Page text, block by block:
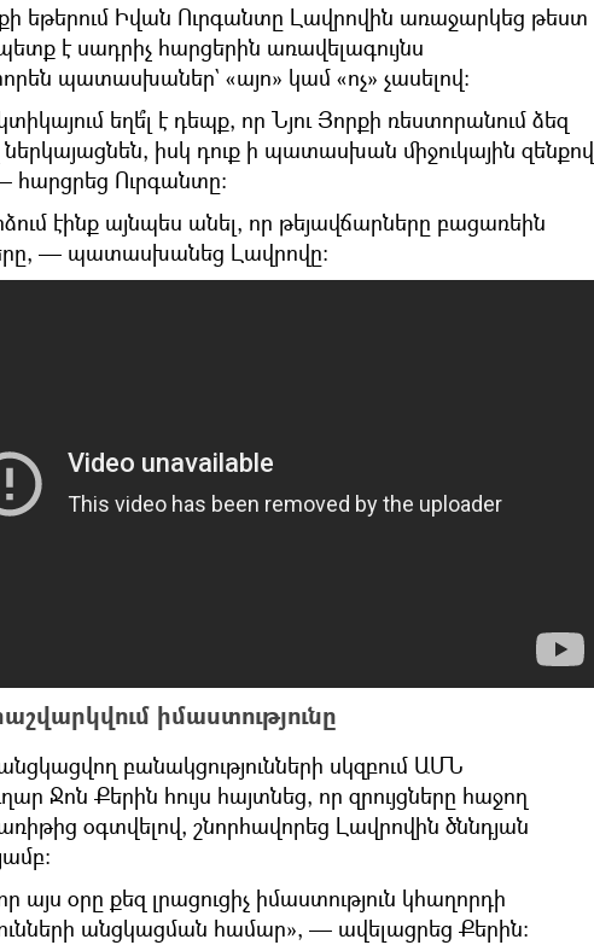
եթերում Իվան Ուրգանտը Լավրովին առաջարկեց թեստ
է սադրիչ հարցերին առավելագույնս
պատասխաներ` «այո» կամ «ոչ» չասելով։
եղե՞լ է դեպք, որ Նյու Յորքի ռեստորանում ձեզ
իսկ դուք ի պատասխան միջուկային զենքով
Ուրգանտը։
էինք այնպես անել, որ թեյավճարները բացառեին
— պատասխանեց Լավրովը։
իմաստությունը
բանակցությունների սկզբում ԱՄՆ
Ջոն Քերին հույս հայտնեց, որ զրույցները հաջող
օգտվելով, շնորհավորեց Լավրովին ծննդյան
այս օրը քեզ լրացուցիչ իմաստություն կհաղորդի
անցկացման համար», — ավելացրեց Քերին։